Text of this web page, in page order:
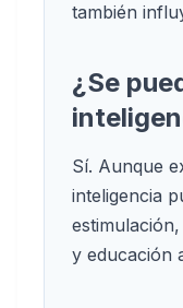
también
¿Se
Sí. Aunque
inteligencia
y educación